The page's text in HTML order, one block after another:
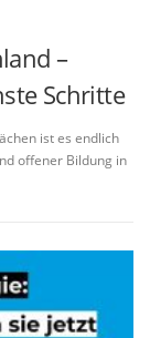
–
Schritte
ist es endlich
offener Bildung in